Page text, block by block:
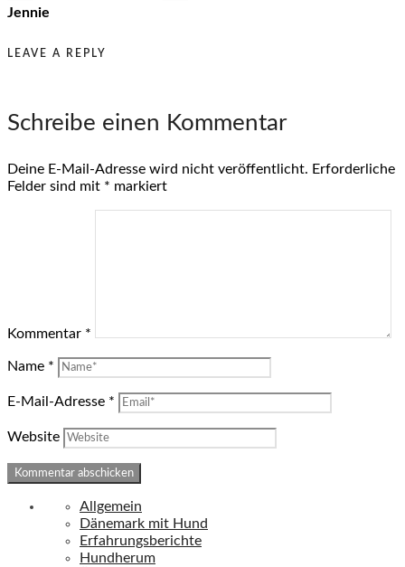
Jennie
LEAVE A REPLY
Schreibe einen Kommentar
Deine E-Mail-Adresse wird nicht veröffentlicht. Erforderliche
Felder sind mit * markiert
Kommentar *
Name *
E-Mail-Adresse *
Website
Allgemein
Dänemark mit Hund
Erfahrungsberichte
Hundherum